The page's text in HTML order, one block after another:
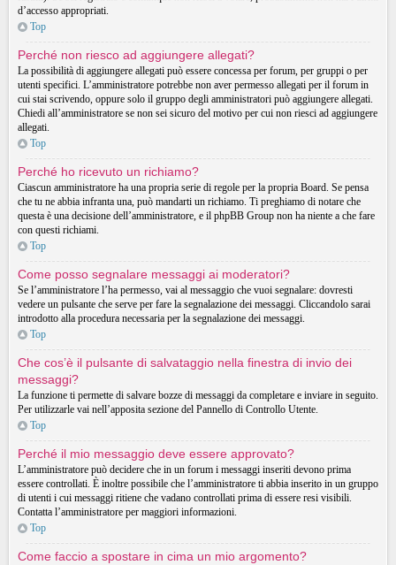
d’accesso appropriati.
Top
Perché non riesco ad aggiungere allegati?
La possibilità di aggiungere allegati può essere concessa per forum, per gruppi o per
utenti specifici. L’amministratore potrebbe non aver permesso allegati per il forum in
cui stai scrivendo, oppure solo il gruppo degli amministratori può aggiungere allegati.
Chiedi all’amministratore se non sei sicuro del motivo per cui non riesci ad aggiungere
allegati.
Top
Perché ho ricevuto un richiamo?
Ciascun amministratore ha una propria serie di regole per la propria Board. Se pensa
che tu ne abbia infranta una, può mandarti un richiamo. Ti preghiamo di notare che
questa è una decisione dell’amministratore, e il phpBB Group non ha niente a che fare
con questi richiami.
Top
Come posso segnalare messaggi ai moderatori?
Se l’amministratore l’ha permesso, vai al messaggio che vuoi segnalare: dovresti
vedere un pulsante che serve per fare la segnalazione dei messaggi. Cliccandolo sarai
introdotto alla procedura necessaria per la segnalazione dei messaggi.
Top
Che cos’è il pulsante di salvataggio nella finestra di invio dei
messaggi?
La funzione ti permette di salvare bozze di messaggi da completare e inviare in seguito.
Per utilizzarle vai nell’apposita sezione del Pannello di Controllo Utente.
Top
Perché il mio messaggio deve essere approvato?
L’amministratore può decidere che in un forum i messaggi inseriti devono prima
essere controllati. È inoltre possibile che l’amministratore ti abbia inserito in un gruppo
di utenti i cui messaggi ritiene che vadano controllati prima di essere resi visibili.
Contatta l’amministratore per maggiori informazioni.
Top
Come faccio a spostare in cima un mio argomento?